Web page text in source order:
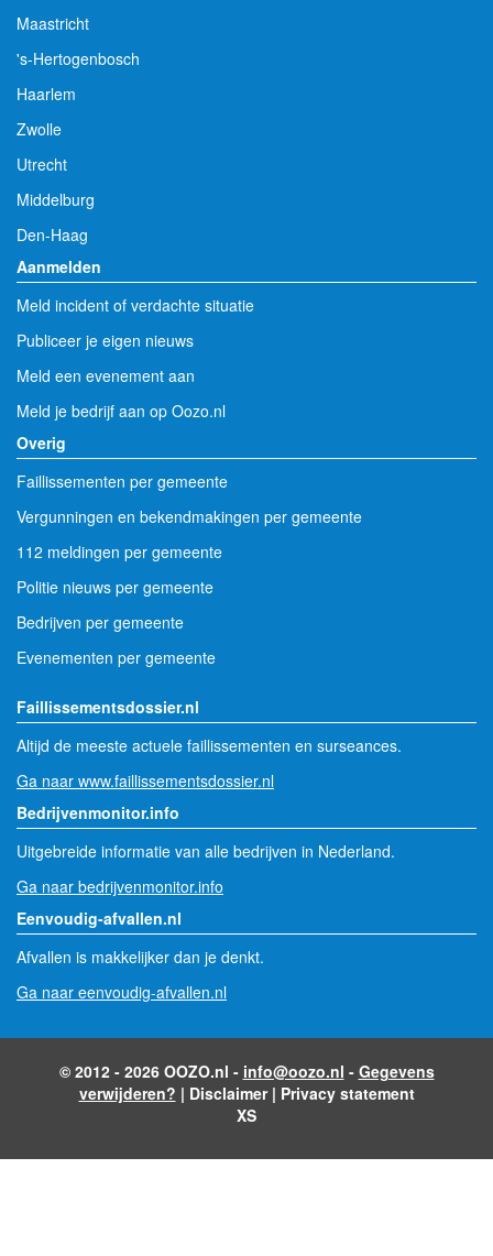
Maastricht
's-Hertogenbosch
Haarlem
Zwolle
Utrecht
Middelburg
Den-Haag
Aanmelden
Meld incident of verdachte situatie
Publiceer je eigen nieuws
Meld een evenement aan
Meld je bedrijf aan op Oozo.nl
Overig
Faillissementen per gemeente
Vergunningen en bekendmakingen per gemeente
112 meldingen per gemeente
Politie nieuws per gemeente
Bedrijven per gemeente
Evenementen per gemeente
Faillissementsdossier.nl
Altijd de meeste actuele faillissementen en surseances.
Ga naar www.faillissementsdossier.nl
Bedrijvenmonitor.info
Uitgebreide informatie van alle bedrijven in Nederland.
Ga naar bedrijvenmonitor.info
Eenvoudig-afvallen.nl
Afvallen is makkelijker dan je denkt.
Ga naar eenvoudig-afvallen.nl
© 2012 - 2026 OOZO.nl - info@oozo.nl - Gegevens
verwijderen? | Disclaimer| Privacy statement
XS